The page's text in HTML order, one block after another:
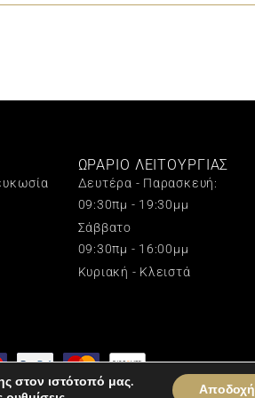
ΩΡΑΡΙΟ ΛΕΙΤΟΥΡΓΙΑΣ
Δευτέρα - Παρασκευή:
09:30πμ - 19:30μμ
Σάββατο
09:30πμ - 16:00μμ
Κυριακή - Κλειστά
© 2024 Perfume World
στον ιστότοπό μας.
Αποδοχή